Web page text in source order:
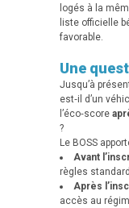
logés à la
liste officielle
favorable.
Une
Jusqu’à
est‑il d’un
l’éco‑score
?
Le BOSS
Avant
règles
Après
accès au